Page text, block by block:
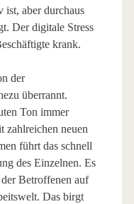
aber durchaus
Der digitale Stress
krank.
der
überrannt.
Ton immer
zahlreichen neuen
führt das schnell
des Einzelnen. Es
Betroffenen auf
Das birgt